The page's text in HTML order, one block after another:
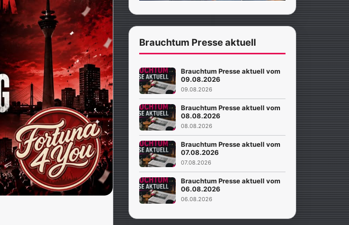
Brauchtum Presse aktuell
Brauchtum Presse aktuell vom
09.08.2026
09.08.2026
Brauchtum Presse aktuell vom
08.08.2026
08.08.2026
Brauchtum Presse aktuell vom
07.08.2026
07.08.2026
Brauchtum Presse aktuell vom
06.08.2026
06.08.2026